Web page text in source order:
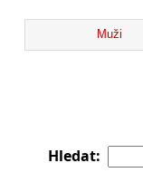
Muži
Hledat: